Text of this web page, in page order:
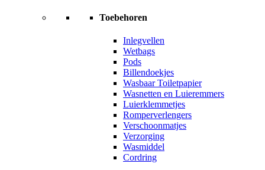
Toebehoren
Inlegvellen
Wetbags
Pods
Billendoekjes
Wasbaar Toiletpapier
Wasnetten en Luieremmers
Luierklemmetjes
Romperverlengers
Verschoonmatjes
Verzorging
Wasmiddel
Cordring